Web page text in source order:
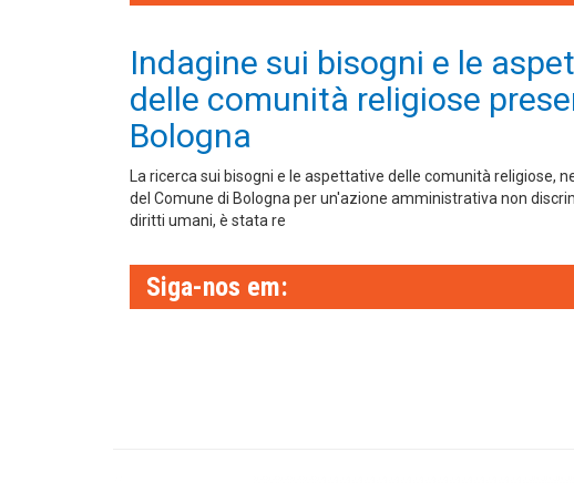
Indagine sui bisogni e le
delle comunità religiose
Bologna
La ricerca sui bisogni e le aspettative delle comunità religiose,
del Comune di Bologna per un'azione amministrativa non
diritti umani, è stata re
Siga-nos em: